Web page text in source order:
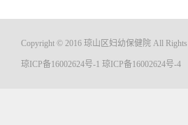
Copyright © 2016 琼山区妇幼保健院 All Rights
琼ICP备16002624号-1 琼ICP备16002624号-4